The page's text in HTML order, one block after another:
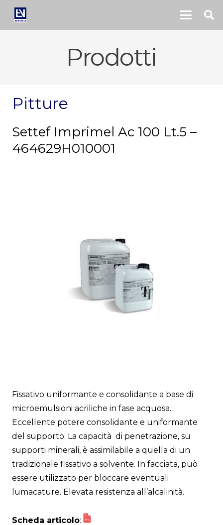
Prodotti
Pitture
Settef Imprimel Ac 100 Lt.5 –
464629H010001
Fissativo uniformante e consolidante a base di
microemulsioni acriliche in fase acquosa.
Eccellente potere consolidante e uniformante
del supporto. La capacità di penetrazione, su
supporti minerali, è assimilabile a quella di un
tradizionale fissativo a solvente. In facciata, può
essere utilizzato per bloccare eventuali
lumacature. Elevata resistenza all’alcalinità.
Scheda articolo: